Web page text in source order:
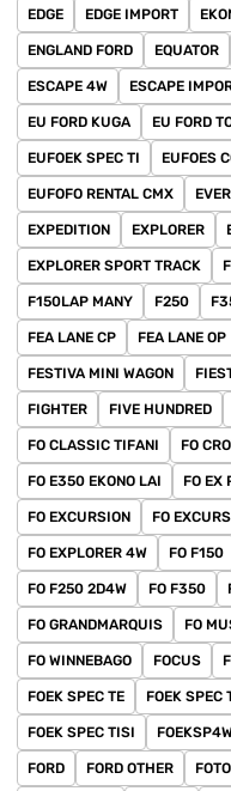
EDGE EDGE IMPORT
ENGLAND FORD EQUATOR
ESCAPE 4W ESCAPE
EU FORD KUGA EU FORD
EUFOEK SPEC TI EUFOES
EUFOFO RENTAL CMX
EXPEDITION EXPLORER
EXPLORER SPORT TRACK
F150LAP MANY F250
FEA LANE CP FEA LANE OP
FESTIVA MINI WAGON
FIGHTER FIVE HUNDRED
FO CLASSIC TIFANI FO
FO E350 EKONO LAI FO EX
FO EXCURSION FO
FO EXPLORER 4W FO F150
FO F250 2D4W FO F350
FO GRANDMARQUIS FO
FO WINNEBAGO FOCUS
FOEK SPEC TE FOEK SPEC
FOEK SPEC TISI
FORD FORD OTHER